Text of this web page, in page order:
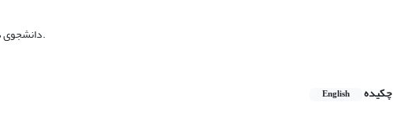
دانشجوی دکتری جغرافیاوبرنامه‌ریزی روستایی -گرایش آمایش کیفیت محیطی- دانشگاه تهران، ایران.
چکیده
English